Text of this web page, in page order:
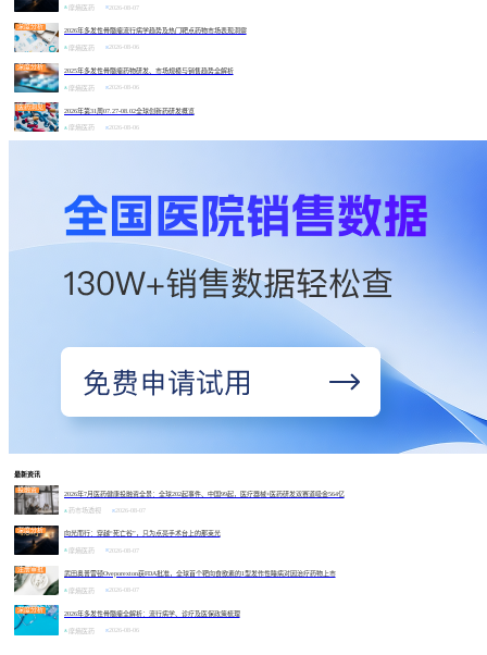
摩熵医药 2026-08-07
深度分析
2026年多发性骨髓瘤流行病学趋势及热门靶点药物市场表现洞察
摩熵医药 2026-08-06
深度分析
2025年多发性骨髓瘤药物研发、市场规模与销售趋势全解析
摩熵医药 2026-08-06
医药洞见
2026年第31周07.27-08.02全球创新药研发概览
摩熵医药 2026-08-06
最新资讯
投融资
2026年7月医药健康投融资全景：全球202起事件、中国99起，医疗器械+医药研发双赛道吸金564亿
药市场透视 2026-08-07
深度分析
向光而行：穿越“死亡谷”，只为点亮手术台上的那束光
摩熵医药 2026-08-07
注册审批
武田奥普雷顿Oveporexton获FDA批准，全球首个靶向食欲素的1型发作性睡病对因治疗药物上市
摩熵医药 2026-08-07
深度分析
2026年多发性骨髓瘤全解析：流行病学、诊疗及医保政策梳理
摩熵医药 2026-08-06